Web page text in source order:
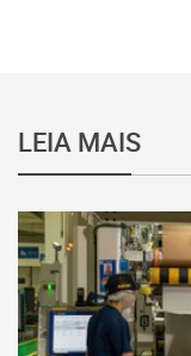
LEIA MAIS